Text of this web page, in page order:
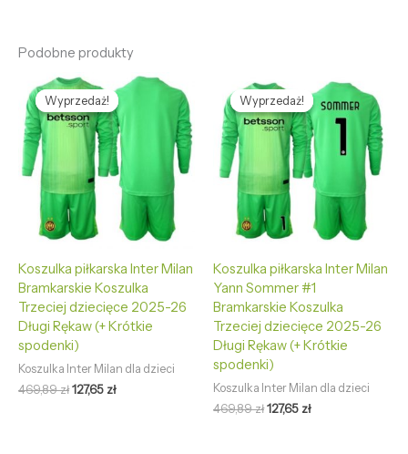
Podobne produkty
Wyprzedaż!
Wyprzedaż!
Koszulka piłkarska Inter Milan
Bramkarskie Koszulka
Trzeciej dziecięce 2025-26
Długi Rękaw (+ Krótkie
spodenki)
Koszulka Inter Milan dla dzieci
469,89zł
Pierwotna
cena
wynosiła:
469,89 zł.
127,65 zł
Aktualna
cena
wynosi:
127,65 zł.
Wyprzedaż!
Wyprzedaż!
Koszulka piłkarska Inter Milan
Yann Sommer #1
Bramkarskie Koszulka
Trzeciej dziecięce 2025-26
Długi Rękaw (+ Krótkie
spodenki)
Koszulka Inter Milan dla dzieci
469,89zł
cena
wynosiła:
469,89 zł.
127,65 zł
Aktualna
cena
wynosi:
127,65 zł.